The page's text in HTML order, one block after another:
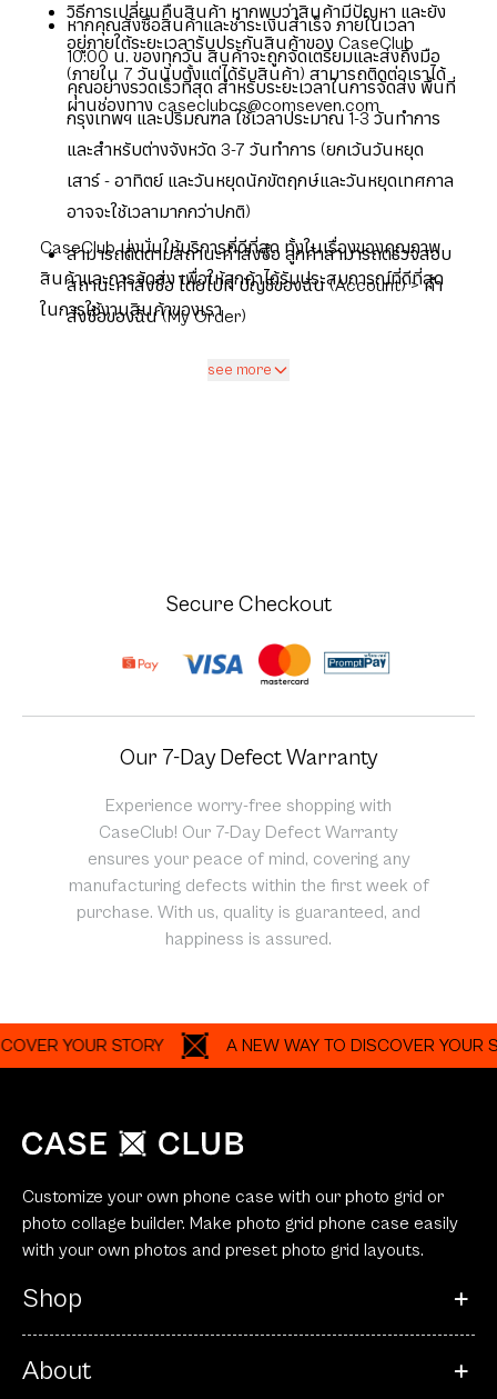
วิธีการเปลี่ยนคืนสินค้า หากพบว่าสินค้ามีปัญหา และยัง
อยู่ภายใต้ระยะเวลารับประกันสินค้าของ CaseClub
(ภายใน 7 วันนับตั้งแต่ได้รับสินค้า) สามารถติดต่อเราได้
ผ่านช่องทาง caseclubcs@comseven.com
หากคุณสั่งซื้อสินค้าและชำระเงินสำเร็จ ภายในเวลา
10:00 น. ของทุกวัน สินค้าจะถูกจัดเตรียมและส่งถึงมือ
คุณอย่างรวดเร็วที่สุด สำหรับระยะเวลาในการจัดส่ง พื้นที่
กรุงเทพฯ และปริมณฑล ใช้เวลาประมาณ 1-3 วันทำการ
และสำหรับต่างจังหวัด 3-7 วันทำการ (ยกเว้นวันหยุด
เสาร์ - อาทิตย์ และวันหยุดนักขัตฤกษ์และวันหยุดเทศกาล
อาจจะใช้เวลามากกว่าปกติ)
สามารถติดตามสถานะคำสั่งซื้อ ลูกค้าสามารถตรวจสอบ
สถานะคำสั่งซื้อ โดยไปที่ บัญชีของฉัน (Account) > คำ
สั่งซื้อของฉัน (My Order)
CaseClub มุ่งมั่นให้บริการที่ดีที่สุด ทั้งในเรื่องของคุณภาพ
สินค้าและการจัดส่ง เพื่อให้ลูกค้าได้รับประสบการณ์ที่ดีที่สุด
ในการใช้งานสินค้าของเรา
see more
Secure Checkout
Our 7-Day Defect Warranty
Experience worry-free shopping with
CaseClub! Our 7-Day Defect Warranty
ensures your peace of mind, covering any
manufacturing defects within the first week of
purchase. With us, quality is guaranteed, and
happiness is assured.
STORY A NEW WAY TO DISCOVER YOUR STORY
Customize your own phone case with our photo grid or
photo collage builder. Make photo grid phone case easily
with your own photos and preset photo grid layouts.
Shop
About